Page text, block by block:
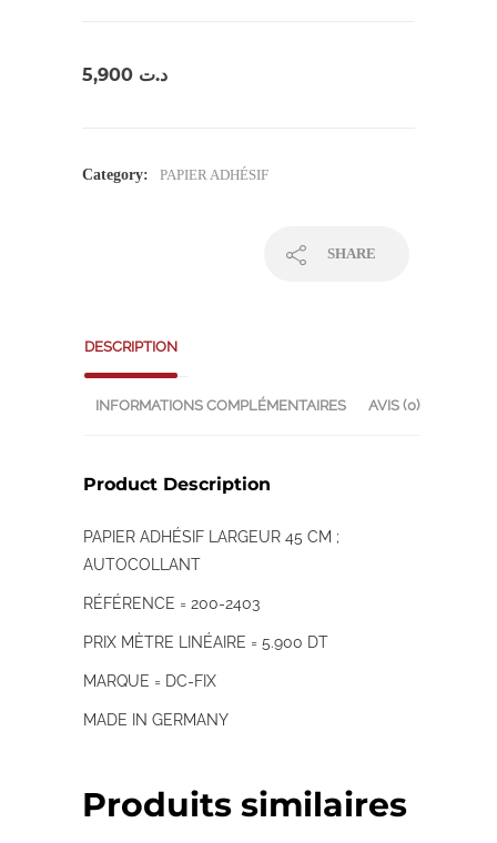
د.ت
Category: PAPIER ADHÉSIF
SHARE
DESCRIPTION
INFORMATIONS COMPLÉMENTAIRES AVIS (0)
Product Description
PAPIER ADHÉSIF LARGEUR 45 CM ;
AUTOCOLLANT
RÉFÉRENCE = 200-2403
PRIX MÈTRE LINÉAIRE = 5.900 DT
MARQUE = DC-FIX
MADE IN GERMANY
Produits similaires